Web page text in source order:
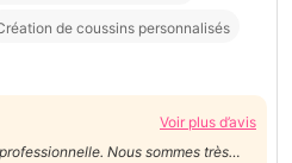
de coussins personnalisés
Voir plus d’avis
Nous sommes très